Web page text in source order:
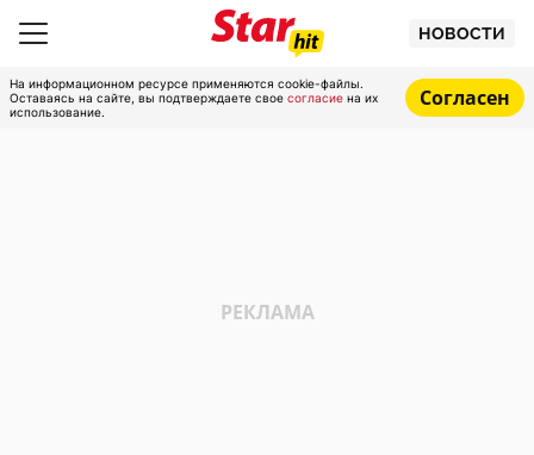
НОВОСТИ
На информационном ресурсе применяются cookie-файлы.
Оставаясь на сайте, вы подтверждаете свое согласие на их
использование.
Согласен